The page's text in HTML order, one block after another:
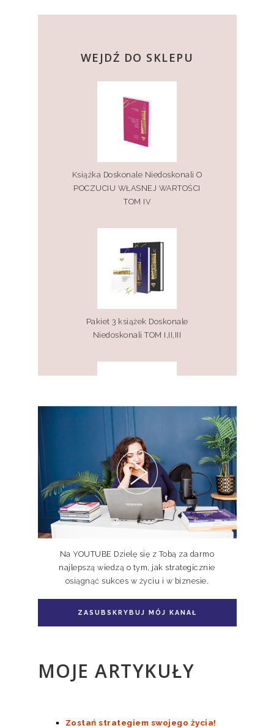
kup teraz
WEJDŹ DO SKLEPU
Książka Doskonale Niedoskonali O
POCZUCIU WŁASNEJ WARTOŚCI
TOM IV
Pakiet 3 książek Doskonale
Niedoskonali TOM I,II,III
Pakiet 2 książek Doskonale
Niedoskonali TOM I, II
Pakiet książka + e-book Doskonale
Niedoskonali TOM II
Na YOUTUBE Dzielę się z Tobą za darmo
najlepszą wiedzą o tym, jak strategicznie
osiągnąć sukces w życiu i w biznesie.
ZASUBSKRYBUJ MÓJ KANAŁ
MOJE ARTYKUŁY
Zostań strategiem swojego życia!